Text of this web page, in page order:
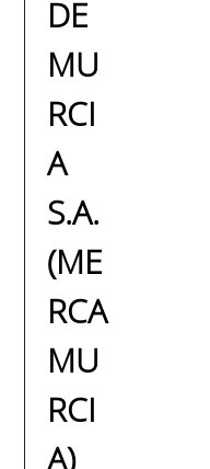
DE
MU
RCI
A
S.A.
(ME
RCA
MU
RCI
A)